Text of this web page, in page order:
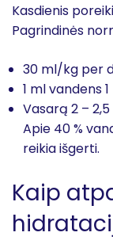
Kasdienis
Pagrindinės
30 ml/kg per
1 ml vandens
Vasarą 2 –
Apie 40 %
reikia išgerti.
Kaip